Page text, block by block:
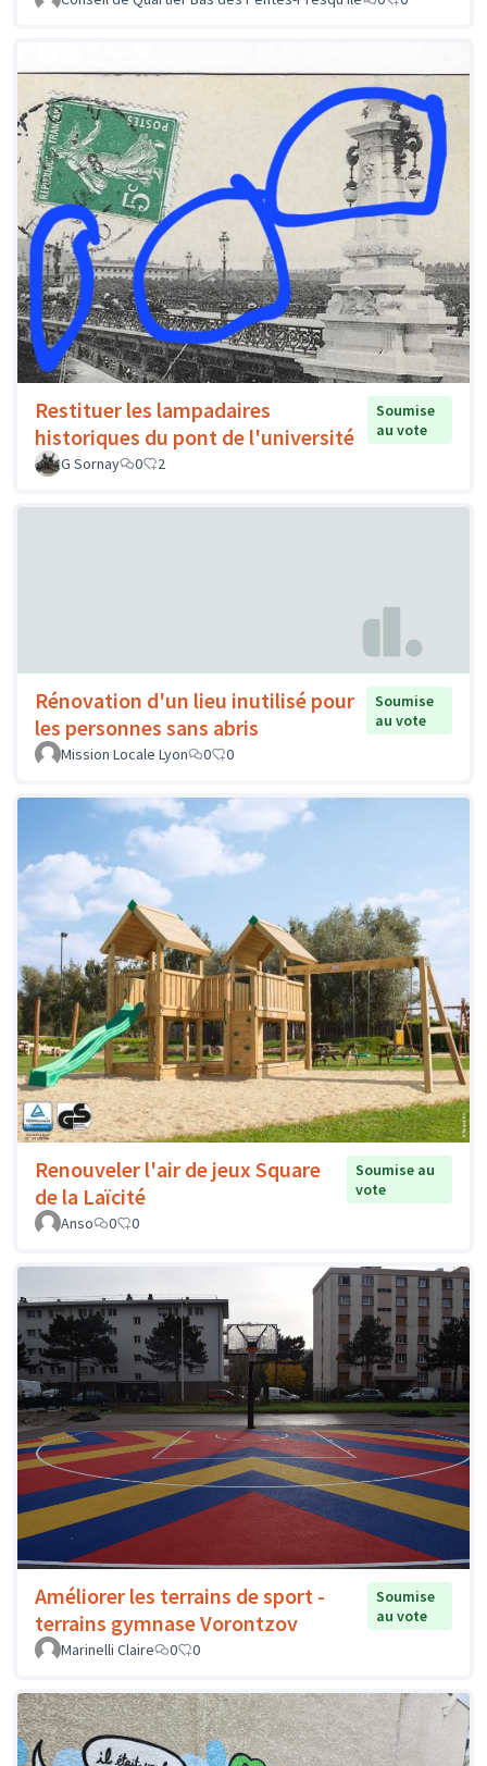
Restituer les lampadaires
historiques du pont de l'université
Soumise
au vote
G Sornay
0 2
Rénovation d'un lieu inutilisé pour
les personnes sans abris
Soumise
au vote
Mission Locale Lyon
0 0
Renouveler l'air de jeux Square
de la Laïcité
Soumise au
vote
Anso
0 0
Améliorer les terrains de sport -
terrains gymnase Vorontzov
Soumise
au vote
Marinelli Claire
0 0